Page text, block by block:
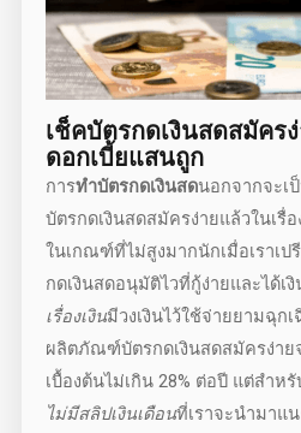
เช็คบัตรกดเงินสดสมัคร
ดอกเบี้ยแสนถูก
การทำบัตรกดเงินสดนอกจากจะเ
บัตรกดเงินสดสมัครง่ายแล้วในเรื่
ในเกณฑ์ที่ไม่สูงมากนักเมื่อเราเป
กดเงินสดอนุมัติไวที่กู้ง่ายและได้เ
เรื่องเงินมีวงเงินไว้ใช้จ่ายยามฉุก
ผลิตภัณฑ์บัตรกดเงินสดสมัครง่าย
เบื้องต้นไม่เกิน 28% ต่อปี แต่สำห
ไม่มีสลิปเงินเดือนที่เราจะนำมาแ